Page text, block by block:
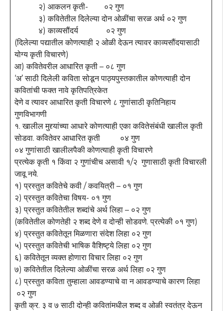
२) आकलन कृती- ०२ गुण
३) कवितेतील दिलेल्या दोन ओळींचा सरळ अर्थ ०२ गुण
४) काव्यसौंदर्य ०२ गुण
(दिलेल्या पद्यातील कोणत्याही २ ओळी देऊन त्यावर काव्यसौंदयासाठी
योग्य कृती विचारणे)
आ) कवितेवरील आधारित कृती – ०८ गुण
‘अ’ साठी दिलेली कविता सोडून पाठ्यपुस्तकातील कोणत्याही दोन
कवितांची फक्त नावे कृतिपत्रिकेत
देणे व त्यावर आधारित कृती विचारणे ८ गुणांसाठी कृतिनिहाय
गुणविभागणी
१. खालील मुद्द्यांच्या आधारे कोणत्याही एका कवितेसंबंधी खालील कृती
सोडवा. कवितेवर आधारित कृती ०४ गुण
०४ गुणांसाठी खालीलपैकी कोणत्याही कृती विचारणे
प्रत्येक कृती १ किंवा २ गुणांचीच असावी १/२ गुणासाठी कृती विचारली
जावू नये.
१) प्रस्तुत कवितेचे कवी / कवयित्री – ०१ गुण
२) प्रस्तुत कवितेचा विषय- ०१ गुण
३) प्रस्तुत कवितेतील शब्दांचे अर्थ लिहा – ०२ गुण
(कवितेतील कोणतेही २ शब्द देणे व दोन्ही सोडवणे. प्रत्येकी ०१ गुण)
४) प्रस्तुत कवितेतून मिळणारा संदेश लिहा ०२ गुण
५) प्रस्तुत कवितेची भाषिक वैशिष्ट्ये लिहा ०२ गुण
६) कवितेतून व्यक्त होणारा विचार लिहा ०२ गुण
७) कवितेतील दिलेल्या ओळींचा सरळ अर्थ लिहा ०२ गुण
८) प्रस्तुत कविता तुम्हाला आवडण्याचे वा न आवडण्याचे कारण लिहा
०२ गुण
कृती क्र. ३ व ७ साठी दोन्ही कवितांमधील शब्द व ओळी स्वतंत्र देऊन